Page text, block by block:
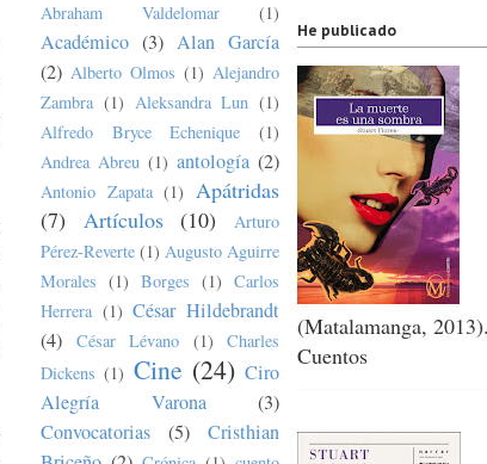
Abraham Valdelomar (1)
Académico (3) Alan García
(2) Alberto Olmos (1) Alejandro
Zambra (1) Aleksandra Lun (1)
Alfredo Bryce Echenique
(1)
Andrea Abreu (1) antología (2)
Antonio Zapata (1) Apátridas
(7)
Artículos (10)
Arturo
Pérez-Reverte (1) Augusto Aguirre
Morales (1) Borges (1) Carlos
Herrera (1) César Hildebrandt
(4)
César Lévano (1)
Charles
Dickens (1) Cine (24) Ciro
Alegría Varona
(3)
Convocatorias
(5)
Cristhian
He publicado
(Matalamanga, 2013).
Cuentos